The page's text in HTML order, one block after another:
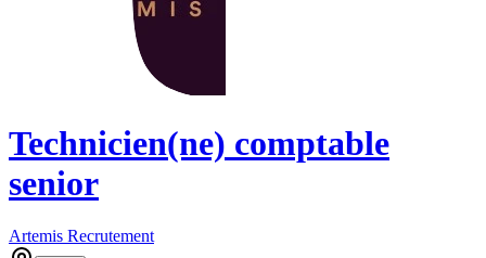
Technicien(ne) comptable
senior
Artemis Recrutement